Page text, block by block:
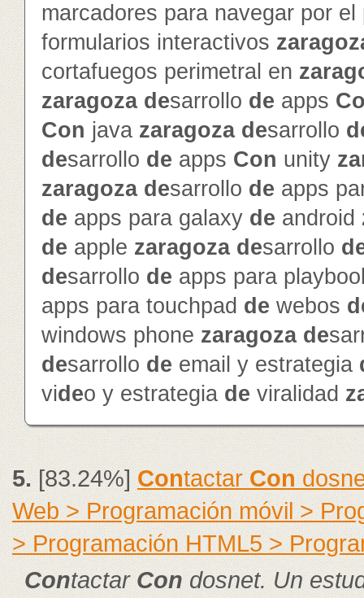
marcadores para navegar por
formularios interactivos
cortafuegos perimetral en
zaragoza desarrollo de apps
Con java zaragoza desarrollo
desarrollo de apps Con unity
zaragoza desarrollo de apps
de apps para galaxy de android
de apple zaragoza desarrollo
desarrollo de apps para
apps para touchpad de webos
windows phone zaragoza de
desarrollo de email y estrategia
video y estrategia de viralidad
5. [83.24%]Contactar Con
Web > Programación móvil >
> Programación HTML5 >
Contactar Condosnet. Un